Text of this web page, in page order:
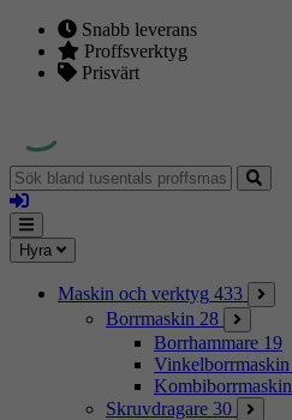
Snabb leverans
Proffsverktyg
Prisvärt
Sök
bland
tusentals
proffsmaskiner
Logga
in
Mina
sidor
Meny
Hyra
Maskin och verktyg 433
Borrmaskin 28
Borrhammare 19
Vinkelborrmaskin
Kombiborrmaskin
Skruvdragare 30